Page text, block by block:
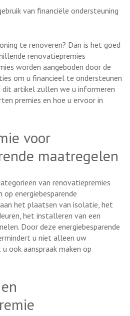
van financiële ondersteuning
te renoveren? Dan is het goed
renovatiepremies
worden aangeboden door de
om u financieel te ondersteunen
artikel zullen we u informeren
premies en hoe u ervoor in
voor
maatregelen
van renovatiepremies
op energiebesparende
het plaatsen van isolatie, het
het installeren van een
Door deze energiebesparende
u niet alleen uw
ook aanspraak maken op